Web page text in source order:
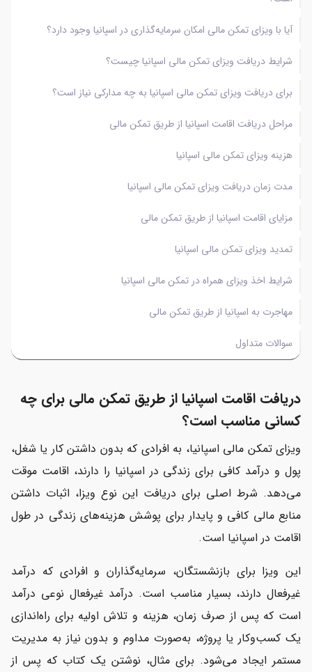
آیا با ویزای تمکن مالی امکان سرمایه‌گذاری در اسپانیا وجود دارد؟
شرایط دریافت ویزای تمکن مالی اسپانیا چیست؟
برای دریافت ویزای تمکن مالی اسپانیا به چه مدارکی نیاز است؟
مراحل دریافت اقامت اسپانیا از طریق تمکن مالی
هزینه ویزای تمکن مالی اسپانیا
مدت زمان دریافت ویزای تمکن مالی اسپانیا
مزایای اقامت اسپانیا از طریق تمکن مالی
تمدید ویزای تمکن مالی اسپانیا
شرایط اخذ ویزای همراه در تمکن مالی اسپانیا
مهاجرت به اسپانیا از طریق تمکن مالی
سوالات متداول
دریافت اقامت اسپانیا از طریق تمکن مالی برای چه
کسانی مناسب است؟
ویزای تمکن مالی اسپانیا، به افرادی که بدون داشتن کار یا شغل،
پول و درآمد کافی برای زندگی در اسپانیا را دارند، اقامت موقت
می‌دهد. شرط اصلی برای دریافت این نوع ویزا، اثبات داشتن
منابع مالی کافی و پایدار برای پوشش هزینه‌های زندگی در طول
اقامت در اسپانیا است.
این ویزا برای بازنشستگان، سرمایه‌گذاران و افرادی که درآمد
غیرفعال دارند، بسیار مناسب است. درآمد غیرفعال نوعی درآمد
است که پس از صرف زمان، هزینه و تلاش اولیه برای راه‌اندازی
یک کسب‌وکار یا پروژه، به‌صورت مداوم و بدون نیاز به مدیریت
مستمر ایجاد می‌شود. برای مثال، نوشتن یک کتاب که پس از